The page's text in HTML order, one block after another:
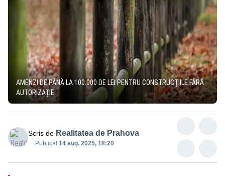
AMENZI DE PÂNĂ LA 100.000 DE LEI PENTRU CONSTRUCȚIILE FĂRĂ
AUTORIZAȚIE
Scris de Realitatea de Prahova
Publicat:14 aug. 2025, 18:20